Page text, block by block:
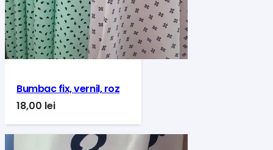
Bumbac fix, vernil, roz
18,00 lei